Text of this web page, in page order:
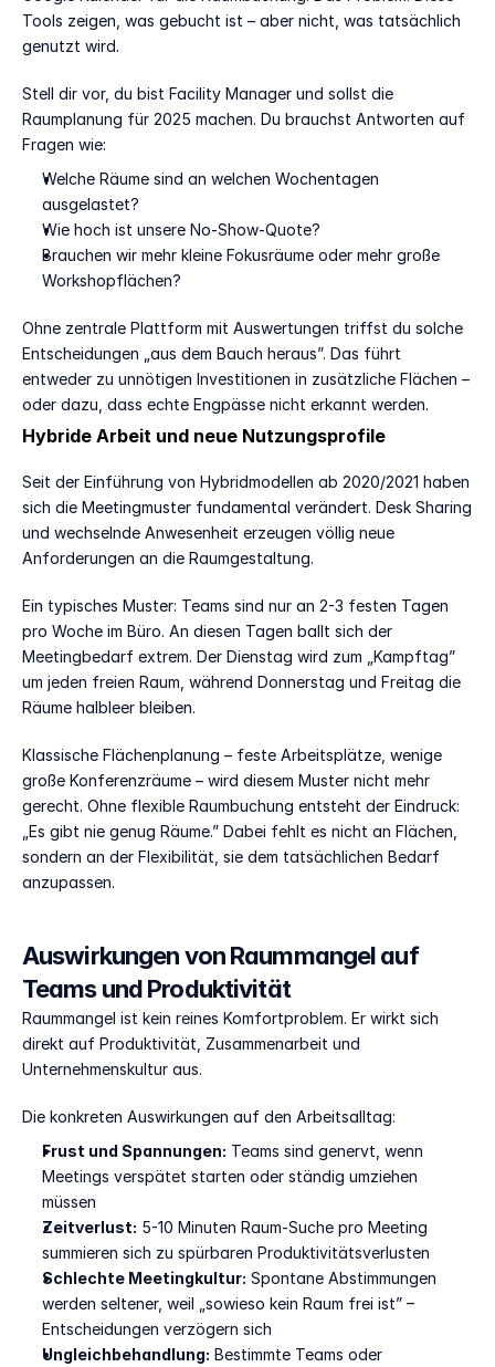
Tools zeigen, was gebucht ist – aber nicht, was tatsächlich
genutzt wird.
Stell dir vor, du bist Facility Manager und sollst die
Raumplanung für 2025 machen. Du brauchst Antworten auf
Fragen wie:
Welche Räume sind an welchen Wochentagen
ausgelastet?
Wie hoch ist unsere No-Show-Quote?
Brauchen wir mehr kleine Fokusräume oder mehr große
Workshopflächen?
Ohne zentrale Plattform mit Auswertungen triffst du solche
Entscheidungen „aus dem Bauch heraus”. Das führt
entweder zu unnötigen Investitionen in zusätzliche Flächen –
oder dazu, dass echte Engpässe nicht erkannt werden.
Hybride Arbeit und neue Nutzungsprofile
Seit der Einführung von Hybridmodellen ab 2020/2021 haben
sich die Meetingmuster fundamental verändert. Desk Sharing
und wechselnde Anwesenheit erzeugen völlig neue
Anforderungen an die Raumgestaltung.
Ein typisches Muster: Teams sind nur an 2-3 festen Tagen
pro Woche im Büro. An diesen Tagen ballt sich der
Meetingbedarf extrem. Der Dienstag wird zum „Kampftag”
um jeden freien Raum, während Donnerstag und Freitag die
Räume halbleer bleiben.
Klassische Flächenplanung – feste Arbeitsplätze, wenige
große Konferenzräume – wird diesem Muster nicht mehr
gerecht. Ohne flexible Raumbuchung entsteht der Eindruck:
„Es gibt nie genug Räume.” Dabei fehlt es nicht an Flächen,
sondern an der Flexibilität, sie dem tatsächlichen Bedarf
anzupassen.
Auswirkungen von Raummangel auf
Teams und Produktivität
Raummangel ist kein reines Komfortproblem. Er wirkt sich
direkt auf Produktivität, Zusammenarbeit und
Unternehmenskultur aus.
Die konkreten Auswirkungen auf den Arbeitsalltag:
Frust und Spannungen: Teams sind genervt, wenn
Meetings verspätet starten oder ständig umziehen
müssen
Zeitverlust: 5-10 Minuten Raum-Suche pro Meeting
summieren sich zu spürbaren Produktivitätsverlusten
Schlechte Meetingkultur: Spontane Abstimmungen
werden seltener, weil „sowieso kein Raum frei ist” –
Entscheidungen verzögern sich
Ungleichbehandlung: Bestimmte Teams oder